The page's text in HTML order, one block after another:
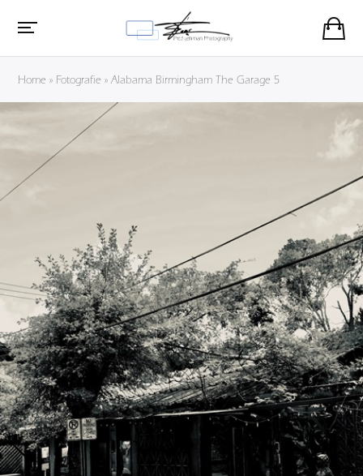
Home » Fotografie »Alabama Birmingham The Garage 5